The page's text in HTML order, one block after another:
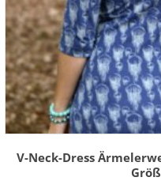
V-Neck-Dress